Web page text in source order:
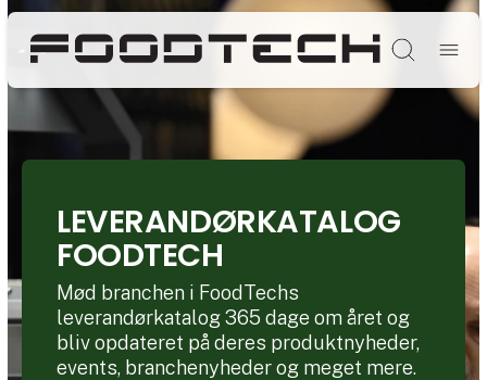
Søg
LEVERANDØRKATALOG
FOODTECH
Mød branchen i FoodTechs
leverandørkatalog 365 dage om året og
bliv opdateret på deres produktnyheder,
events, branchenyheder og meget mere.